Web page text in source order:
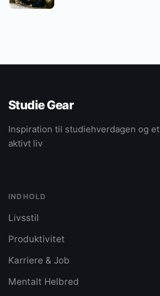
Studie Gear
Inspiration til studiehverdagen og et
aktivt liv
INDHOLD
Livsstil
Produktivitet
Karriere & Job
Mentalt Helbred